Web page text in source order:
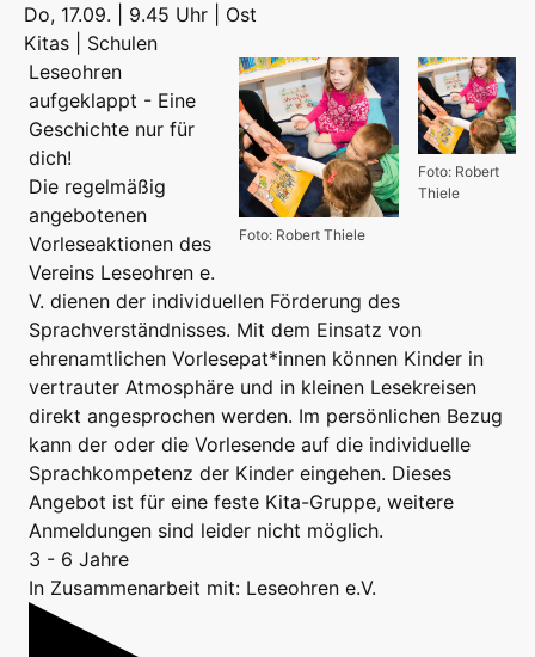
Do, 17.09. | 9.45 Uhr | Ost
Kitas | Schulen
Foto: Robert
Thiele
Foto: Robert Thiele
Leseohren
aufgeklappt - Eine
Geschichte nur für
dich!
Die regelmäßig
angebotenen
Vorleseaktionen des
Vereins Leseohren e.
V. dienen der individuellen Förderung des
Sprachverständnisses. Mit dem Einsatz von
ehrenamtlichen Vorlesepat*innen können Kinder in
vertrauter Atmosphäre und in kleinen Lesekreisen
direkt angesprochen werden. Im persönlichen Bezug
kann der oder die Vorlesende auf die individuelle
Sprachkompetenz der Kinder eingehen. Dieses
Angebot ist für eine feste Kita-Gruppe, weitere
Anmeldungen sind leider nicht möglich.
3 - 6 Jahre
In Zusammenarbeit mit: Leseohren e.V.